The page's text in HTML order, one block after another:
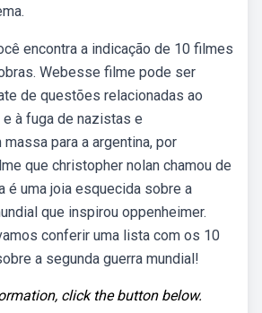
encontra a indicação de 10 filmes
Webesse filme pode ser
de questões relacionadas ao
à fuga de nazistas e
para a argentina, por
que christopher nolan chamou de
é uma joia esquecida sobre a
que inspirou oppenheimer.
conferir uma lista com os 10
a segunda guerra mundial!
click the button below.